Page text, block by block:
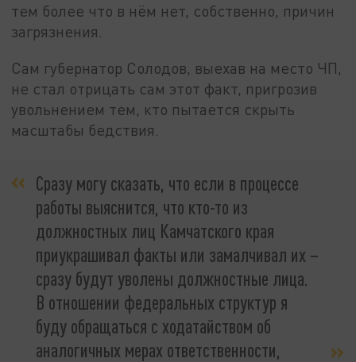
тем более что в нём нет, собственно, причин
загрязнения.
Сам губернатор Солодов, выехав на место ЧП,
не стал отрицать сам этот факт, пригрозив
увольнением тем, кто пытается скрыть
масштабы бедствия.
Сразу могу сказать, что если в процессе
работы выяснится, что кто-то из
должностных лиц Камчатского края
приукрашивал факты или замалчивал их –
сразу будут уволены должностные лица.
В отношении федеральных структур я
буду обращаться с ходатайством об
аналогичных мерах ответственности,